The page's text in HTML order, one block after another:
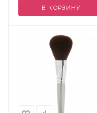
В КОРЗИНУ